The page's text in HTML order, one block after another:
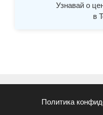
Узнавай о
в
Политика